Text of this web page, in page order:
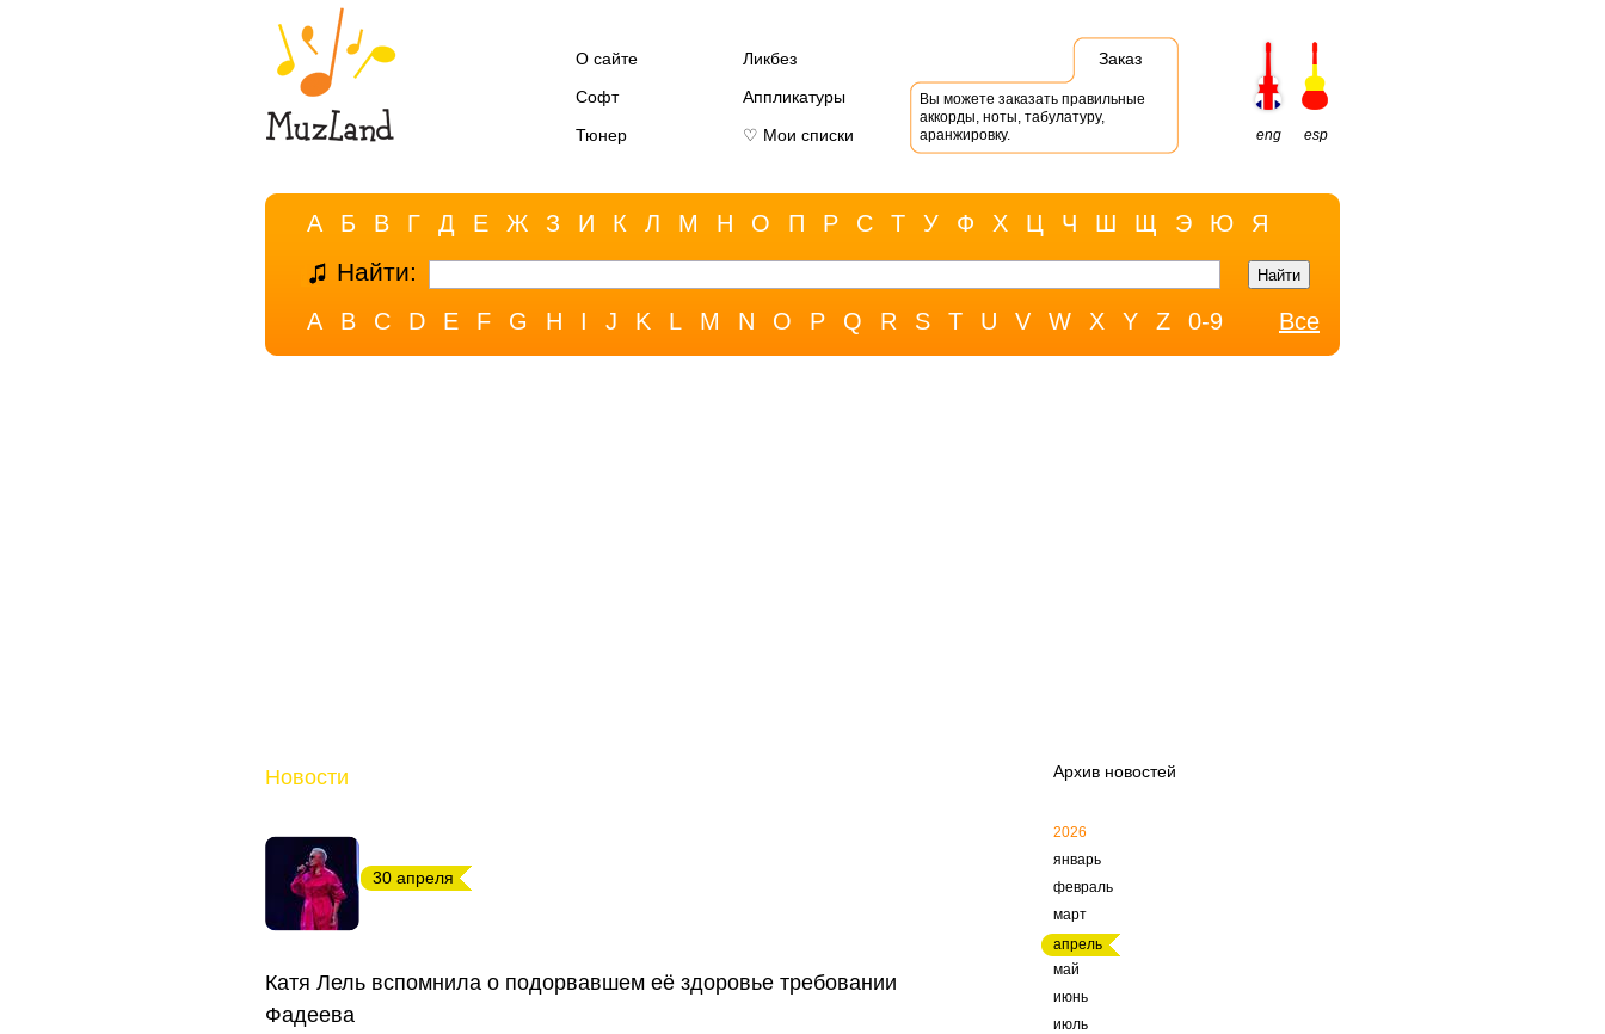
О сайте
Ликбез
Софт
Аппликатуры
Тюнер
♡ Мои списки
Заказ
Вы можете заказать правильные
аккорды, ноты, табулатуру,
аранжировку.
eng esp
А Б В Г Д Е Ж З И К Л М Н О П Р С Т У Ф Х Ц Ч Ш Щ Э Ю Я
Найти:
A B C D E F G H I J K L M N O P Q R S T U V W X Y Z 0-9 Все
Новости
30 апреля
Катя Лель вспомнила о подорвавшем её здоровье требовании
Фадеева
Архив новостей
2026
январь
февраль
март
апрель
май
июнь
июль